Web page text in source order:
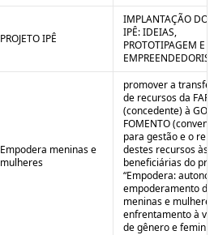
PROJETO IPÊ
IMPLANTAÇÃO DO
IPÊ: IDEIAS,
PROTOTIPAGEM E
Empodera meninas e
mulheres
promover a
de recursos da
(concedente) à
FOMENTO
para gestão e o
destes recursos às
beneficiárias do
“Empodera:
empoderamento de
meninas e
enfrentamento à
de gênero e